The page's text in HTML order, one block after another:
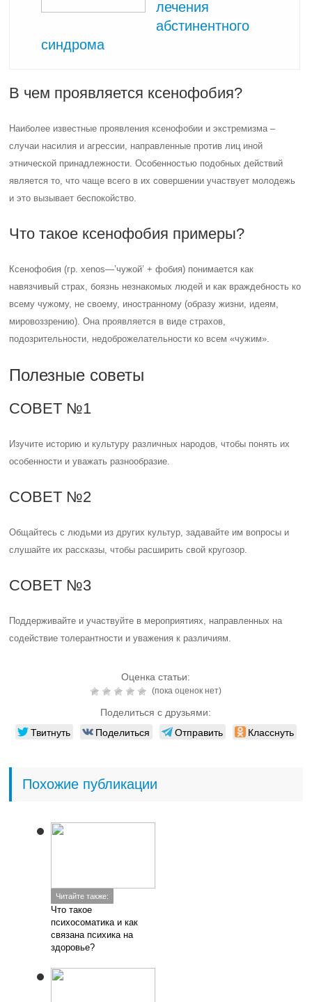
лечения
абстинентного
синдрома
В чем проявляется ксенофобия?
Наиболее известные проявления ксенофобии и экстремизма –
случаи насилия и агрессии, направленные против лиц иной
этнической принадлежности. Особенностью подобных действий
является то, что чаще всего в их совершении участвует молодежь
и это вызывает беспокойство.
Что такое ксенофобия примеры?
Ксенофобия (гр. xenos—’чужой’ + фобия) понимается как
навязчивый страх, боязнь незнакомых людей и как враждебность ко
всему чужому, не своему, иностранному (образу жизни, идеям,
мировоззрению). Она проявляется в виде страхов,
подозрительности, недоброжелательности ко всем «чужим».
Полезные советы
СОВЕТ №1
Изучите историю и культуру различных народов, чтобы понять их
особенности и уважать разнообразие.
СОВЕТ №2
Общайтесь с людьми из других культур, задавайте им вопросы и
слушайте их рассказы, чтобы расширить свой кругозор.
СОВЕТ №3
Поддерживайте и участвуйте в мероприятиях, направленных на
содействие толерантности и уважения к различиям.
Оценка статьи:
(пока оценок нет)
Поделиться с друзьями:
Твитнуть Поделиться Отправить Класснуть
Похожие публикации
Читайте также:
Что такое
психосоматика и как
связана психика на
здоровье?